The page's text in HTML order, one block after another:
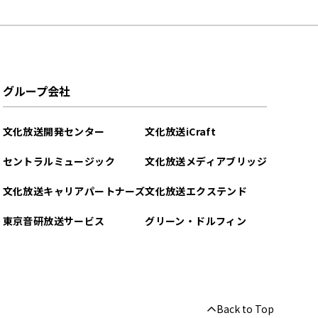
グループ会社
文化放送開発センター
セントラルミュージック
文化放送キャリアパートナーズ
東京音研放送サービス
文化放送iCraft
文化放送メディアブリッジ
文化放送エクステンド
グリーン・ドルフィン
Back to Top